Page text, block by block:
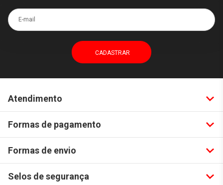
E-mail
Atendimento
Formas de pagamento
Formas de envio
Selos de segurança